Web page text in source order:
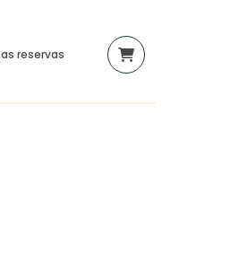
reservas